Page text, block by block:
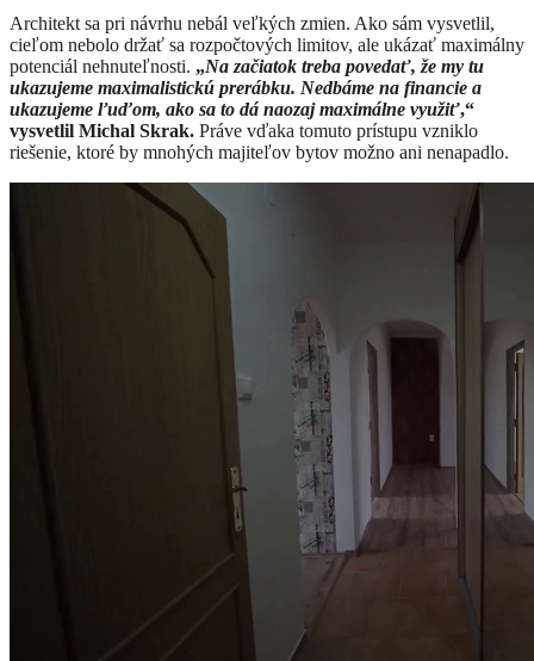
Architekt sa pri návrhu nebál veľkých zmien. Ako sám vysvetlil,
cieľom nebolo držať sa rozpočtových limitov, ale ukázať maximálny
potenciál nehnuteľnosti. „Na začiatok treba povedať, že my tu
ukazujeme maximalistickú prerábku. Nedbáme na financie a
ukazujeme ľuďom, ako sa to dá naozaj maximálne využiť,“
vysvetlil Michal Skrak. Práve vďaka tomuto prístupu vzniklo
riešenie, ktoré by mnohých majiteľov bytov možno ani nenapadlo.